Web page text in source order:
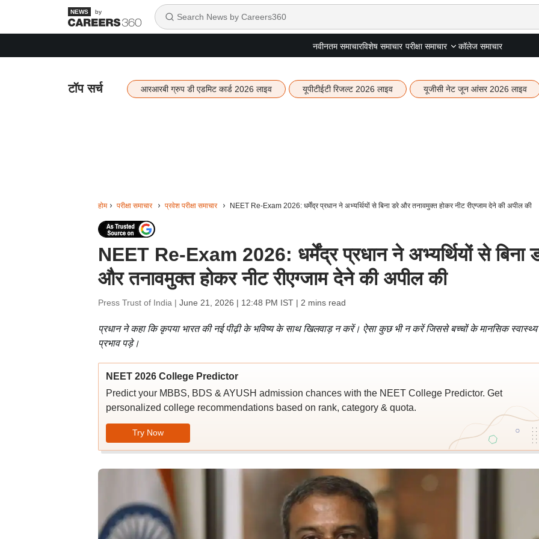
by
नवीनतम समाचारविशेष समाचार परीक्षा समाचार कॉलेज समाचार
टॉप सर्च आरआरबी ग्रुप डी एडमिट कार्ड 2026 लाइव यूपीटीईटी रिजल्ट 2026 लाइव यूजीसी नेट जून आंसर 2026 लाइव
होम परीक्षा समाचार प्रवेश परीक्षा समाचार NEET Re-Exam 2026: धर्मेंद्र प्रधान ने अभ्यर्थियों से बिना डरे और तनावमुक्त होकर नीट रीएग्जाम देने की अपील की
NEET Re-Exam 2026: धर्मेंद्र प्रधान ने अभ्यर्थियों से बिना
और तनावमुक्त होकर नीट रीएग्जाम देने की अपील की
Press Trust of India | June 21, 2026 | 12:48 PM IST| 2 mins read
प्रधान ने कहा कि कृपया भारत की नई पीढ़ी के भविष्य के साथ खिलवाड़ न करें। ऐसा कुछ भी न करें जिससे बच्चों के मानसिक स्वास्थ्य
प्रभाव पड़े।
NEET 2026 College Predictor
Predict your MBBS, BDS & AYUSH admission chances with the NEET College Predictor. Get
personalized college recommendations based on rank, category & quota.
Try Now